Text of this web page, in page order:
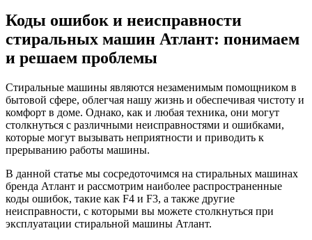
Коды ошибок и неисправности
стиральных машин Атлант: понимаем
и решаем проблемы
Стиральные машины являются незаменимым помощником в
бытовой сфере, облегчая нашу жизнь и обеспечивая чистоту и
комфорт в доме. Однако, как и любая техника, они могут
столкнуться с различными неисправностями и ошибками,
которые могут вызывать неприятности и приводить к
прерыванию работы машины.
В данной статье мы сосредоточимся на стиральных машинах
бренда Атлант и рассмотрим наиболее распространенные
коды ошибок, такие как F4 и F3, а также другие
неисправности, с которыми вы можете столкнуться при
эксплуатации стиральной машины Атлант.